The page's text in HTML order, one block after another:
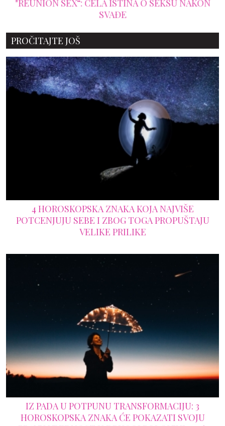
"REUNION SEX“: CELA ISTINA O SEKSU NAKON
SVAĐE
PROČITAJTE JOŠ
4 HOROSKOPSKA ZNAKA KOJA NAJVIŠE
POTCENJUJU SEBE I ZBOG TOGA PROPUŠTAJU
VELIKE PRILIKE
IZ PADA U POTPUNU TRANSFORMACIJU: 3
HOROSKOPSKA ZNAKA ĆE POKAZATI SVOJU